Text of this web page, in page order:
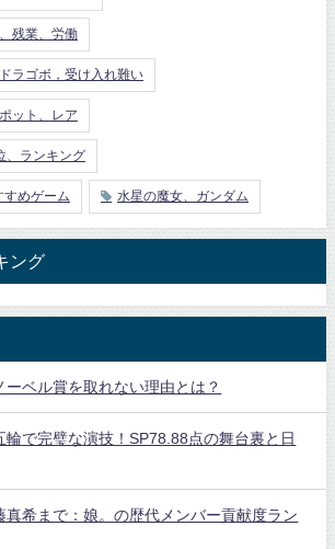
残業、労働
ラゴボ，受け入れ難い
ット、レア
、ランキング
すめゲーム 水星の魔女、ガンダム
ング
ーベル賞を取れない理由とは？
輪で完璧な演技！SP78.88点の舞台裏と日
真希まで：娘。の歴代メンバー貢献度ラン